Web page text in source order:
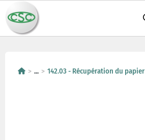
... 142.03 - Récupération du papier